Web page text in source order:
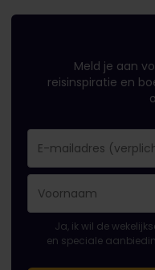
Meld je aan
reisinspiratie en
Je inschrijving is
E-mailadres is een
E-mailadres is
Fout bij het
Je hebt je al
Ga akkoord met de
Ja, ik wil de
en speciale